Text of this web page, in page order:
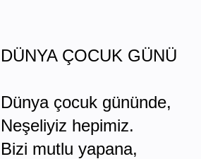
DÜNYA ÇOCUK GÜNÜ
Dünya çocuk gününde,
Neşeliyiz hepimiz.
Bizi mutlu yapana,